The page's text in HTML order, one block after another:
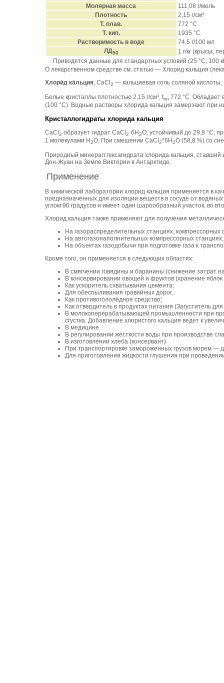
Молярная масса
111,08 г/моль
Плотность
2,15 г/см³
Т. плав.
772 °C
Т. кип.
1935 °C
Растворимость в воде
74,5 г/100 мл
ЛД50
1 г/кг (крысы,
Приводятся данные для стандартных условий (25 °C, 100
О лекарственном средстве см. статью — Хлорид кальция
Хлори́д ка́льция, CaCl 2 — кальциевая соль соляной
Белые кристаллы плотностью 2,15 г/см³, tпл 772 °C. Обладает
(100 °C). Водные растворы хлорида кальция замерзают при
Кристаллогидраты хлорида кальция
CaCl 2 образует гидрат CaCl 2·6H2O, устойчивый до 29,8 °C;
1 молекулами H2O. При смешении CaCl 2*6H2O (58,8 %) со
Природный минерал гексагидрата хлорида кальция,
Дон-Жуан на Земле Виктории в Антарктиде.
Применение
В химической лаборатории хлорид кальция применяется в
предназначенных для изоляции веществ в сосуде от
углом 90 градусов и имеет один шарообразный участок, во
Хлорид кальция также применяют для получения
На газораспределительных станциях, компрессорных
На автогазонаполнительных компрессорных станциях;
На объектах газодобычи при подготовке газа к
Кроме того, он применяется в следующих областях:
В смягчении говядины и баранины (снижение затрат
В консервировании овощей и фруктов (хранение
Как ускоритель схватывания цемента;
Для обеспыливания гравийных дорог;
Как противогололёдное средство;
Как отвердитель в продуктах питания (Загуститель
В молокоперерабатывающей промышленности при
сгустка. Добавление хлористого кальция ведет к
В медицине.
В регулировании жёсткости воды при производстве
В изготовлении хлеба (консервант)
При транспортировке замороженных грузов морем —
Для приготовления жидкости глушения при